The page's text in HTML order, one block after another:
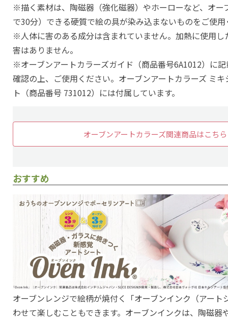
※描く素材は、陶磁器（強化磁器）やホーローなど、オ
で30分）できる硬質で絵の具が染み込まないものをご使
※人体に害のある成分は含まれていません。加熱に使用し
害はありません。
※オーブンアートカラーズガイド（商品番号6A1012）に
確認の上、ご使用ください。オーブンアートカラーズ ミ
ト（商品番号 731012）には付属しています。
オーブンアートカラーズ関連商品はこちら
おすすめ
オーブンレンジで絵柄が焼付く「オーブンインク（アート
わせて楽しむこともできます。オーブンインクは、陶磁器